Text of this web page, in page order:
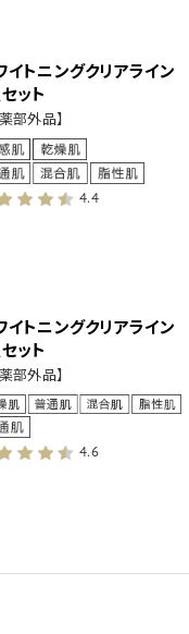
イトニングクリアライン
ット
薬部外品】
4.4
イトニングクリアライン
ット
薬部外品】
4.6